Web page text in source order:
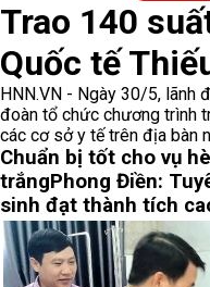
Trao 140
Quốc tế
HNN.VN - Ngày 30/5, lãnh
đoàn tổ chức chương trình
các cơ sở y tế trên địa bàn
Chuẩn bị tốt cho vụ
trắngPhong Điền:
sinh đạt thành tích